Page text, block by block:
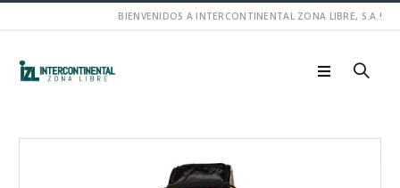
BIENVENIDOS A INTERCONTINENTAL ZONA LIBRE, S.A.!